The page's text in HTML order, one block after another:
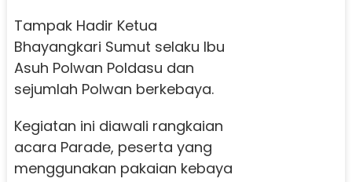
Tampak Hadir Ketua
Bhayangkari Sumut selaku Ibu
Asuh Polwan Poldasu dan
sejumlah Polwan berkebaya.
Kegiatan ini diawali rangkaian
acara Parade, peserta yang
menggunakan pakaian kebaya